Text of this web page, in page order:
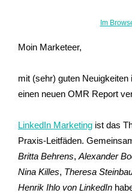
Im
Moin Marketeer,
mit (sehr) guten
einen neuen OMR Report
LinkedIn Marketing ist das
Praxis-Leitfäden.
Britta Behrens, Alexander
Nina Killes, Theresa
Henrik Ihlo von LinkedIn